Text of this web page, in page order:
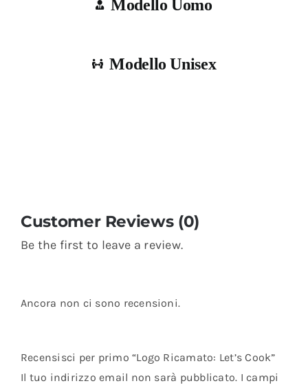
Modello Uomo
Modello Unisex
Customer Reviews (0)
Be the first to leave a review.
Ancora non ci sono recensioni.
Recensisci per primo “Logo Ricamato: Let’s Cook”
Il tuo indirizzo email non sarà pubblicato. I campi